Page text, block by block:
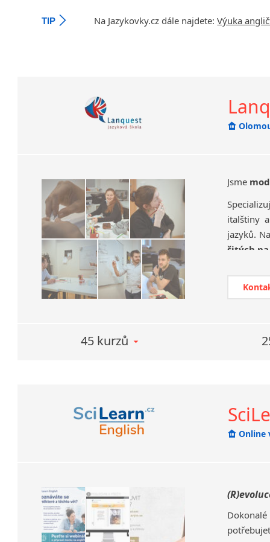
TIP Na Jazykovky.cz dále najdete:Výuka
Jsme
italštiny
jazyků.
šitých
V rámci
některý
45 kurzů
Online